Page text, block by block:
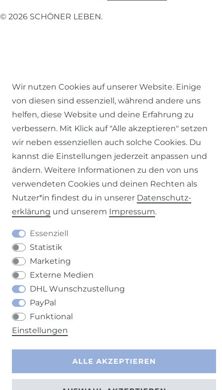
© 2026 SCHÖNER LEBEN.
Impressum Daten­schutz­erklärung AGB
Barrierefreiheitserklärung Widerrufs­recht
VERTRAG WIDERRUFEN
Wir nutzen Cookies auf unserer Website. Einige
von diesen sind essenziell, während andere uns
helfen, diese Website und deine Erfahrung zu
verbessern. Mit Klick auf "Alle akzeptieren" setzen
wir neben essenziellen auch solche Cookies. Du
kannst die Einstellungen jederzeit anpassen und
ändern. Weitere Informationen zu den von uns
verwendeten Cookies und deinen Rechten als
Nutzer*in findest du in unserer Daten­schutz­
erklärung und unserem Impressum.
Essenziell
Statistik
Marketing
Externe Medien
DHL Wunschzustellung
PayPal
Funktional
Einstellungen
ALLE AKZEPTIEREN